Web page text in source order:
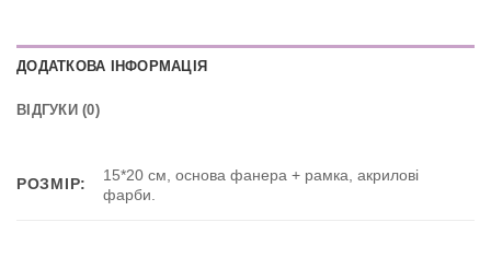
ДОДАТКОВА ІНФОРМАЦІЯ
ВІДГУКИ (0)
РОЗМІР:
15*20 см, основа фанера + рамка, акрилові
фарби.